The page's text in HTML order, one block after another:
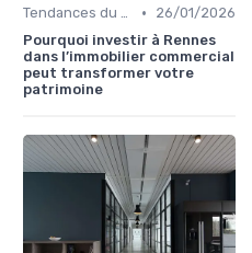
Tendances du Marché Immobilier Commercial •
26/01/2026
Pourquoi investir à Rennes
dans l’immobilier commercial
peut transformer votre
patrimoine